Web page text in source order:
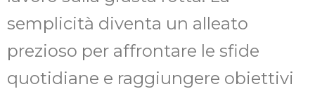
semplicità diventa un alleato
prezioso per affrontare le sfide
quotidiane e raggiungere obiettivi